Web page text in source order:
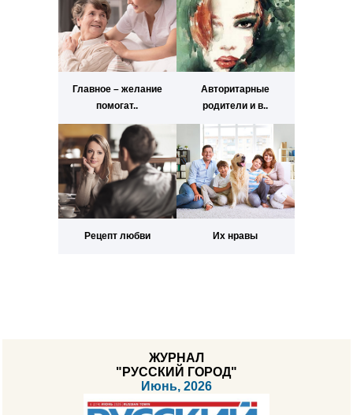
Главное – желание
помогат..
Авторитарные
родители и в..
Рецепт любви Их нравы
ЖУРНАЛ
"РУССКИЙ ГОРОД"
Июнь, 2026